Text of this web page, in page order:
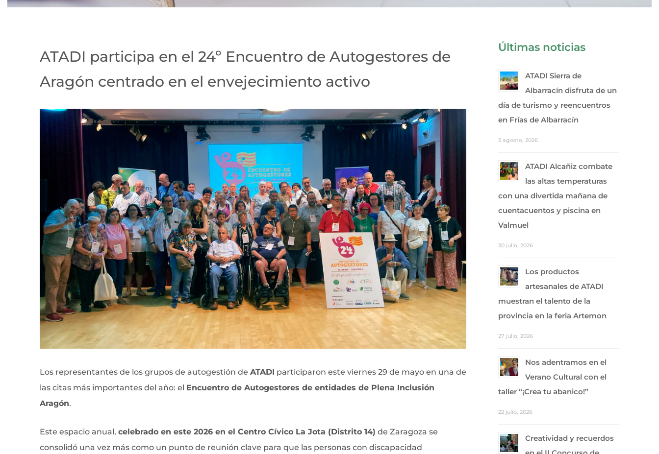
ATADI participa en el 24º Encuentro de Autogestores de
Aragón centrado en el envejecimiento activo
Los representantes de los grupos de autogestión de ATADI participaron este viernes 29 de mayo en una de
las citas más importantes del año: el Encuentro de Autogestores de entidades de Plena Inclusión
Aragón.
Este espacio anual, celebrado en este 2026 en el Centro Cívico La Jota (Distrito 14) de Zaragoza se
consolidó una vez más como un punto de reunión clave para que las personas con discapacidad
Últimas noticias
ATADI Sierra de
Albarracín disfruta de un
día de turismo y reencuentros
en Frías de Albarracín
3 agosto, 2026
ATADI Alcañiz combate
las altas temperaturas
con una divertida mañana de
cuentacuentos y piscina en
Valmuel
30 julio, 2026
Los productos
artesanales de ATADI
muestran el talento de la
provincia en la feria Artemon
27 julio, 2026
Nos adentramos en el
Verano Cultural con el
taller “¡Crea tu abanico!”
22 julio, 2026
Creatividad y recuerdos